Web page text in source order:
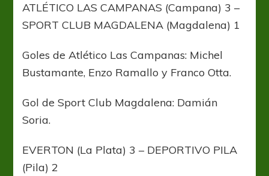
ATLÉTICO LAS CAMPANAS (Campana) 3 –
SPORT CLUB MAGDALENA (Magdalena) 1
Goles de Atlético Las Campanas: Michel
Bustamante, Enzo Ramallo y Franco Otta.
Gol de Sport Club Magdalena: Damián
Soria.
EVERTON (La Plata) 3 – DEPORTIVO PILA
(Pila) 2